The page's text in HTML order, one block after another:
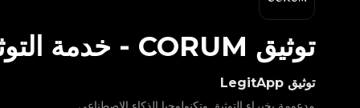
توثيق LegitApp
توثيق CORUM
- خدمة